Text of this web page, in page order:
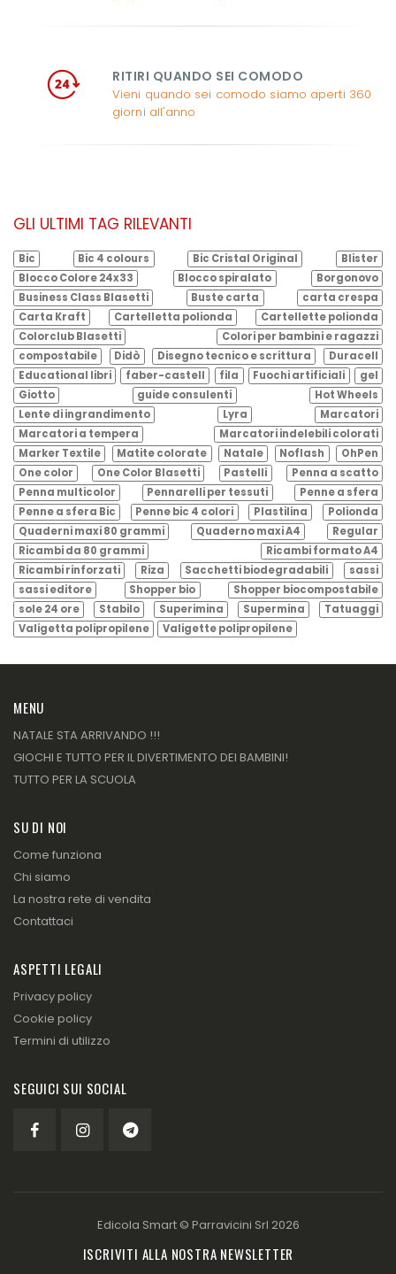
RITIRI QUANDO SEI COMODO
Vieni quando sei comodo siamo aperti 360
giorni all'anno
GLI ULTIMI TAG RILEVANTI
Bic Bic 4 colours Bic Cristal Original
Blister
Blocco Colore 24x33
Blocco spiralato
Borgonovo
Business Class Blasetti
Buste carta
carta crespa
Carta Kraft
Cartelletta polionda
Cartellette polionda
Colorclub Blasetti
Colori per bambini e ragazzi
compostabile
Didò Disegno tecnico e scrittura
Duracell
Educational libri
faber-castell fila Fuochi artificiali
gel
Giotto
guide consulenti
Hot Wheels
Lente di ingrandimento
Lyra
Marcatori
Marcatori a tempera
Marcatori indelebili colorati
Marker Textile
Matite colorate Natale Noflash
OhPen
One color
One Color Blasetti Pastelli
Penna a scatto
Penna multicolor
Pennarelli per tessuti
Penne a sfera
Penne a sfera Bic
Penne bic 4 colori Plastilina
Polionda
Quaderni maxi 80 grammi
Quaderno maxi A4
Regular
Ricambi da 80 grammi
Ricambi formato A4
Ricambi rinforzati
Riza Sacchetti biodegradabili
sassi
sassi editore
Shopper bio
Shopper biocompostabile
sole 24 ore
Stabilo Superimina Supermina
Tatuaggi
Valigetta polipropilene
Valigette polipropilene
MENU
NATALE STA ARRIVANDO !!!
GIOCHI E TUTTO PER IL DIVERTIMENTO DEI BAMBINI!
TUTTO PER LA SCUOLA
SU DI NOI
Come funziona
Chi siamo
La nostra rete di vendita
Contattaci
ASPETTI LEGALI
Privacy policy
Cookie policy
Termini di utilizzo
SEGUICI SUI SOCIAL
Edicola Smart © Parravicini Srl 2026
ISCRIVITI ALLA NOSTRA NEWSLETTER